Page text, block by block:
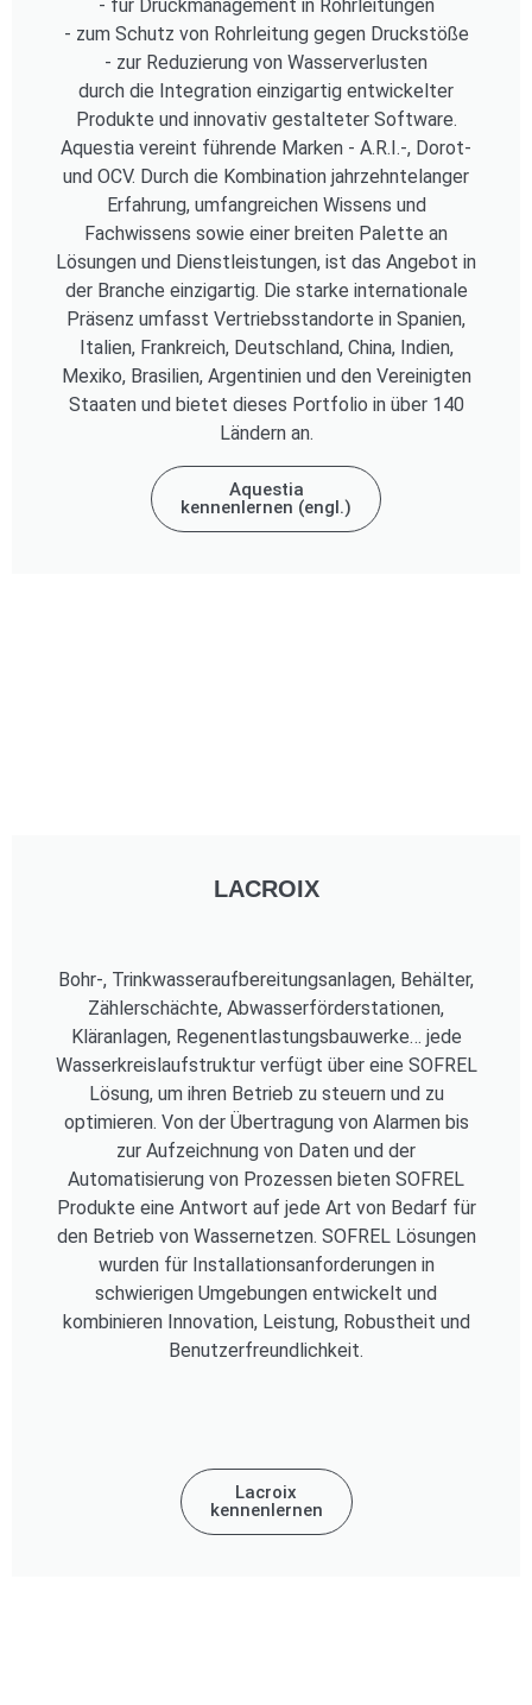
- für Druckmanagement in Rohrleitungen
- zum Schutz von Rohrleitung gegen Druckstöße
- zur Reduzierung von Wasserverlusten
durch die Integration einzigartig entwickelter
Produkte und innovativ gestalteter Software.
Aquestia vereint führende Marken - A.R.I.-, Dorot-
und OCV. Durch die Kombination jahrzehntelanger
Erfahrung, umfangreichen Wissens und
Fachwissens sowie einer breiten Palette an
Lösungen und Dienstleistungen, ist das Angebot in
der Branche einzigartig. Die starke internationale
Präsenz umfasst Vertriebsstandorte in Spanien,
Italien, Frankreich, Deutschland, China, Indien,
Mexiko, Brasilien, Argentinien und den Vereinigten
Staaten und bietet dieses Portfolio in über 140
Ländern an.
Aquestia
kennenlernen (engl.)
LACROIX
Bohr-, Trinkwasseraufbereitungsanlagen, Behälter,
Zählerschächte, Abwasserförderstationen,
Kläranlagen, Regenentlastungsbauwerke… jede
Wasserkreislaufstruktur verfügt über eine SOFREL
Lösung, um ihren Betrieb zu steuern und zu
optimieren. Von der Übertragung von Alarmen bis
zur Aufzeichnung von Daten und der
Automatisierung von Prozessen bieten SOFREL
Produkte eine Antwort auf jede Art von Bedarf für
den Betrieb von Wassernetzen. SOFREL Lösungen
wurden für Installationsanforderungen in
schwierigen Umgebungen entwickelt und
kombinieren Innovation, Leistung, Robustheit und
Benutzerfreundlichkeit.
Lacroix
kennenlernen